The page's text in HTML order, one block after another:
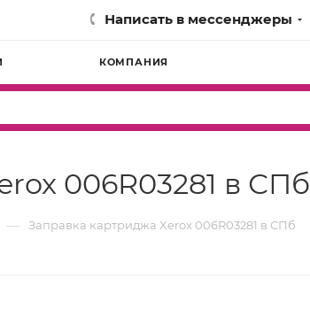
Написать в мессенджеры
КОМПАНИЯ
006R03281 в СПб
— Заправка картриджа Xerox 006R03281 в СПб